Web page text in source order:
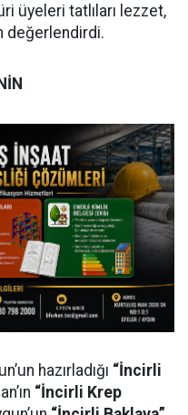
üyeleri tatlıları lezzet,
değerlendirdi.
hazırladığı “İncirli
“İncirli Krep